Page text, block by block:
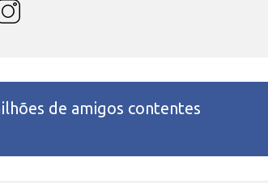
de amigos contentes